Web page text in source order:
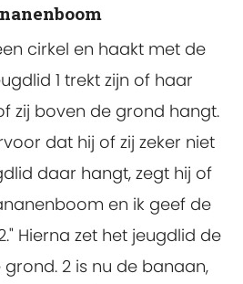
cirkel en haakt met de
1 trekt zijn of haar
zij boven de grond hangt.
dat hij of zij zeker niet
daar hangt, zegt hij of
en ik geef de
Hierna zet het jeugdlid de
2 is nu de banaan,